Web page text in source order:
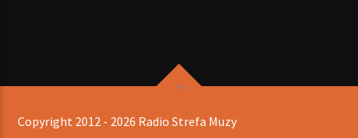
Copyright 2012 - 2026 Radio Strefa Muzy